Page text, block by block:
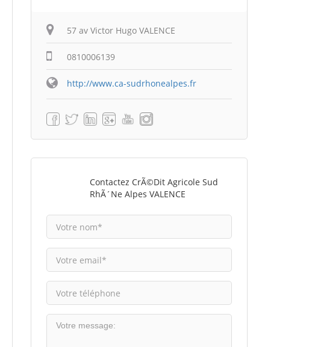
57 av Victor Hugo VALENCE
0810006139
http://www.ca-sudrhonealpes.fr
Contactez CrÃ©dit Agricole Sud
RhÃ´ne Alpes VALENCE